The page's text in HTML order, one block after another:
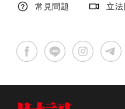
常見問題
立